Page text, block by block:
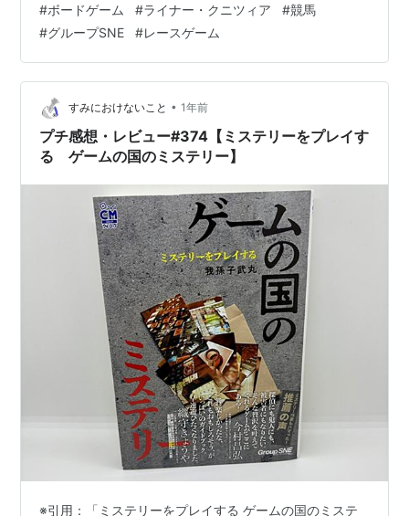
ダイスを振って馬を進めます。しかし、進む回数が一定
で馬の進みは単なるランダムではありません。馬の能力
に特徴があり面白い。そして、馬を進めるのもプレイヤ
ーで、自身が賭けた馬以外も進めることができます。そ
の論理的思考や戦略と同時に感情が行き交うのが面白
い。好みのボードゲームです。 このブログの…
#ボードゲーム #ライナー・クニツィア #競馬
#グループSNE #レースゲーム
すみにおけないこと • 1年前
プチ感想・レビュー#374【ミステリーをプレイす
る ゲームの国のミステリー】
※引用：「ミステリーをプレイする ゲームの国のミステ